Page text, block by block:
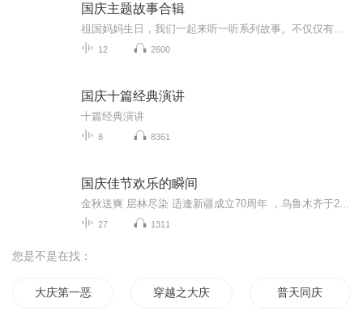
国庆主题故事合辑
12 2600
国庆十篇经典演讲
十篇经典演讲
8 8361
国庆佳节欢乐的瞬间
27 1311
您是不是在找：
大庆第一恶 穿越之大庆帝国 普天同庆